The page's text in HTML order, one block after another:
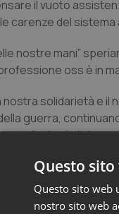
il vuoto
carenze del
nostre mani”
oss è in
nostra solidarietà e
guerra,
quella degli altri e
a tutti gli operatori
più umano, dove
Questo
Questo sito web
nostro sito web